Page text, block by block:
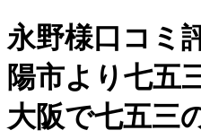
永野様口コミ
陽市より七五
大阪で七五三